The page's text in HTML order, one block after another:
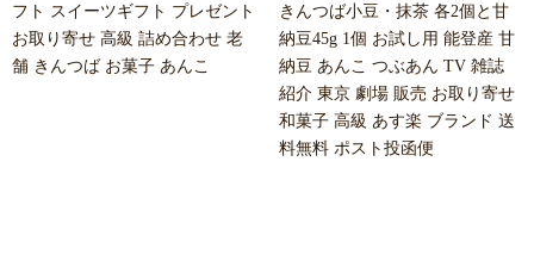
フト スイーツギフト プレゼント
お取り寄せ 高級 詰め合わせ 老
舗 きんつば お菓子 あんこ
きんつば小豆・抹茶 各2個と甘
納豆45g 1個 お試し用 能登産 甘
納豆 あんこ つぶあん TV 雑誌
紹介 東京 劇場 販売 お取り寄せ
和菓子 高級 あす楽 ブランド 送
料無料 ポスト投函便